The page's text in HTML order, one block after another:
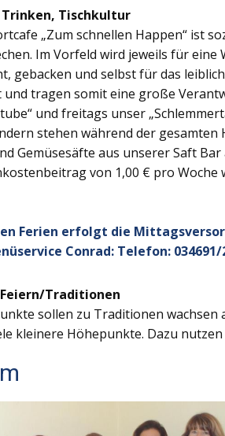
Trinken, Tischkultur
„Zum schnellen Happen“ ist
Im Vorfeld wird jeweils für
gebacken und selbst für das
und tragen somit eine große
und freitags unser
stehen während der
Gemüsesäfte aus unserer Saft Bar
von 1,00 € pro Woche
Ferien erfolgt die
Conrad: Telefon: 034691/
Traditionen
sollen zu Traditionen wachsen
kleinere Höhepunkte. Dazu